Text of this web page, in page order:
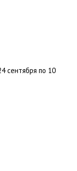
сентября по 10